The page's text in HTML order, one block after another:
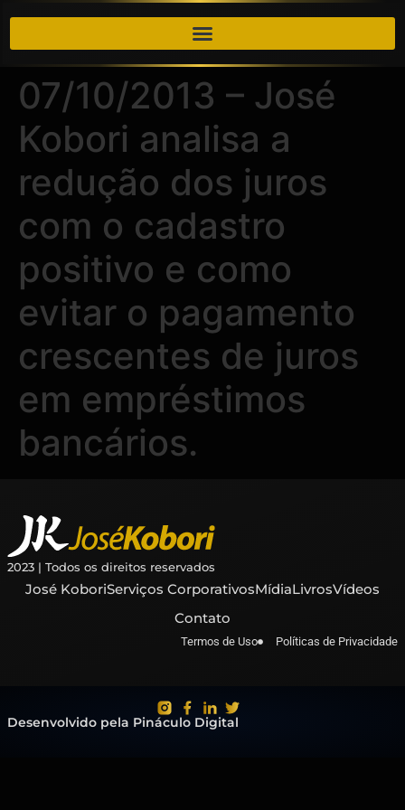
07/10/2013 – José
Kobori analisa a
redução dos juros
com o cadastro
positivo e como
evitar o pagamento
crescentes de juros
em empréstimos
bancários.
2023 | Todos os direitos reservados
José KoboriServiços CorporativosMídiaLivrosVídeos
Contato
Termos de Uso Políticas de Privacidade
Desenvolvido pela Pináculo Digital